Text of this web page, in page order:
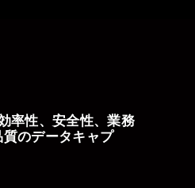
率性、安全性、業務
のデータキャプ